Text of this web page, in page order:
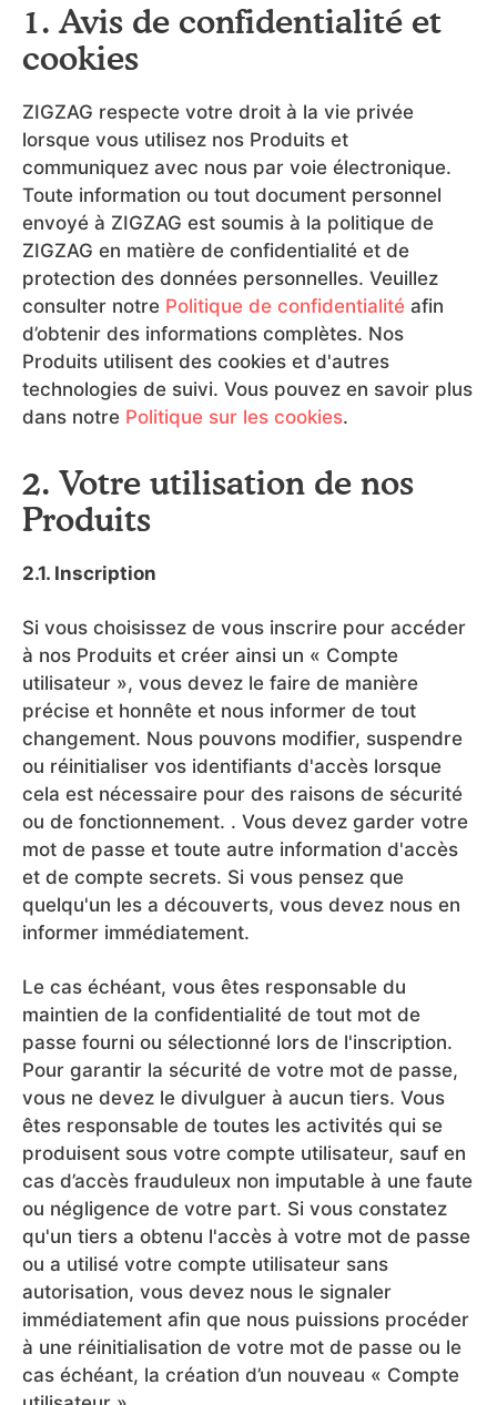
1. Avis de confidentialité et
cookies
ZIGZAG respecte votre droit à la vie privée
lorsque vous utilisez nos Produits et
communiquez avec nous par voie électronique.
Toute information ou tout document personnel
envoyé à ZIGZAG est soumis à la politique de
ZIGZAG en matière de confidentialité et de
protection des données personnelles. Veuillez
consulter notre Politique de confidentialité afin
d’obtenir des informations complètes. Nos
Produits utilisent des cookies et d'autres
technologies de suivi. Vous pouvez en savoir plus
dans notre Politique sur les cookies.
2. Votre utilisation de nos
Produits
2.1. Inscription
Si vous choisissez de vous inscrire pour accéder
à nos Produits et créer ainsi un « Compte
utilisateur », vous devez le faire de manière
précise et honnête et nous informer de tout
changement. Nous pouvons modifier, suspendre
ou réinitialiser vos identifiants d'accès lorsque
cela est nécessaire pour des raisons de sécurité
ou de fonctionnement. . Vous devez garder votre
mot de passe et toute autre information d'accès
et de compte secrets. Si vous pensez que
quelqu'un les a découverts, vous devez nous en
informer immédiatement.
Le cas échéant, vous êtes responsable du
maintien de la confidentialité de tout mot de
passe fourni ou sélectionné lors de l'inscription.
Pour garantir la sécurité de votre mot de passe,
vous ne devez le divulguer à aucun tiers. Vous
êtes responsable de toutes les activités qui se
produisent sous votre compte utilisateur, sauf en
cas d’accès frauduleux non imputable à une faute
ou négligence de votre part. Si vous constatez
qu'un tiers a obtenu l'accès à votre mot de passe
ou a utilisé votre compte utilisateur sans
autorisation, vous devez nous le signaler
immédiatement afin que nous puissions procéder
à une réinitialisation de votre mot de passe ou le
cas échéant, la création d’un nouveau « Compte